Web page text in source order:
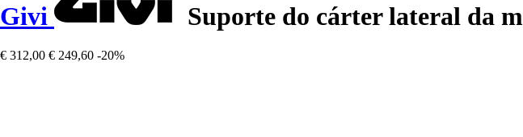
Givi Suporte do cárter lateral da
€ 312,00 € 249,60 -20%